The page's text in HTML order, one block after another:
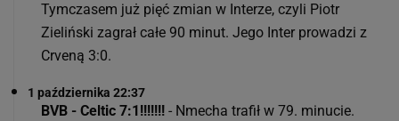
Tymczasem już pięć zmian w Interze, czyli Piotr
Zieliński zagrał całe 90 minut. Jego Inter prowadzi z
Crveną 3:0.
1 października 22:37
BVB - Celtic 7:1!!!!!!! - Nmecha trafił w 79. minucie.